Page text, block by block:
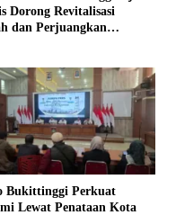
Dorong Revitalisasi
dan Perjuangkan
Bukittinggi Perkuat
Lewat Penataan Kota